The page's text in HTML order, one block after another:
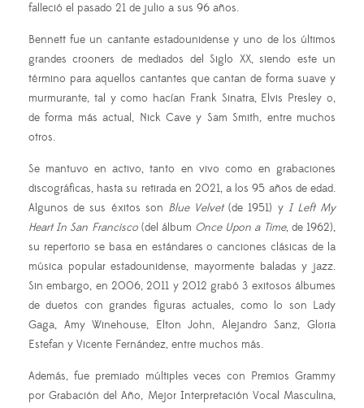
falleció el pasado 21 de julio a sus 96 años.
Bennett fue un cantante estadounidense y uno de los últimos
grandes crooners de mediados del Siglo XX, siendo este un
término para aquellos cantantes que cantan de forma suave y
murmurante, tal y como hacían Frank Sinatra, Elvis Presley o,
de forma más actual, Nick Cave y Sam Smith, entre muchos
otros.
Se mantuvo en activo, tanto en vivo como en grabaciones
discográficas, hasta su retirada en 2021, a los 95 años de edad.
Algunos de sus éxitos son Blue Velvet(de 1951) y I Left My
Heart In San Francisco(del álbum Once Upon a Time, de 1962),
su repertorio se basa en estándares o canciones clásicas de la
música popular estadounidense, mayormente baladas y jazz.
Sin embargo, en 2006, 2011 y 2012 grabó 3 exitosos álbumes
de duetos con grandes figuras actuales, como lo son Lady
Gaga, Amy Winehouse, Elton John, Alejandro Sanz, Gloria
Estefan y Vicente Fernández, entre muchos más.
Además, fue premiado múltiples veces con Premios Grammy
por Grabación del Año, Mejor Interpretación Vocal Masculina,